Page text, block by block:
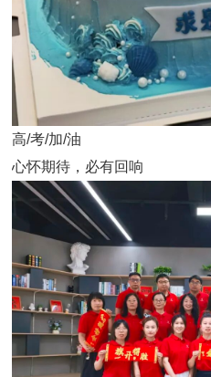
高/考/加/油
心怀期待，必有回响